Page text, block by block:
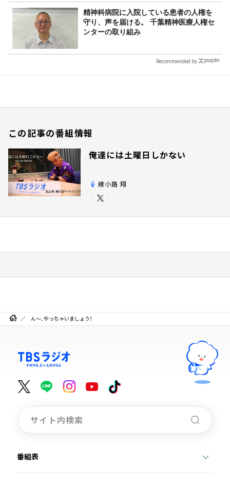
精神科病院に入院している患者の人権を
守り、声を届ける。 千葉精神医療人権セ
ンターの取り組み
Recommended by
この記事の番組情報
俺達には土曜日しかない
綾小路 翔
ん～、やっちゃいましょう！
番組表